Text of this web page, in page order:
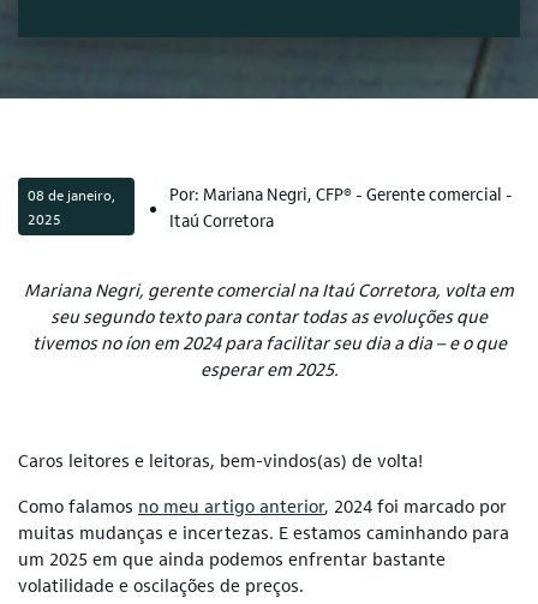
08 de janeiro,
2025
Por: Mariana Negri, CFP® - Gerente comercial -
Itaú Corretora
Mariana Negri, gerente comercial na Itaú Corretora, volta em
seu segundo texto para contar todas as evoluções que
tivemos no íon em 2024 para facilitar seu dia a dia – e o que
esperar em 2025.
Caros leitores e leitoras, bem-vindos(as) de volta!
Como falamos no meu artigo anterior, 2024 foi marcado por
muitas mudanças e incertezas. E estamos caminhando para
um 2025 em que ainda podemos enfrentar bastante
volatilidade e oscilações de preços.